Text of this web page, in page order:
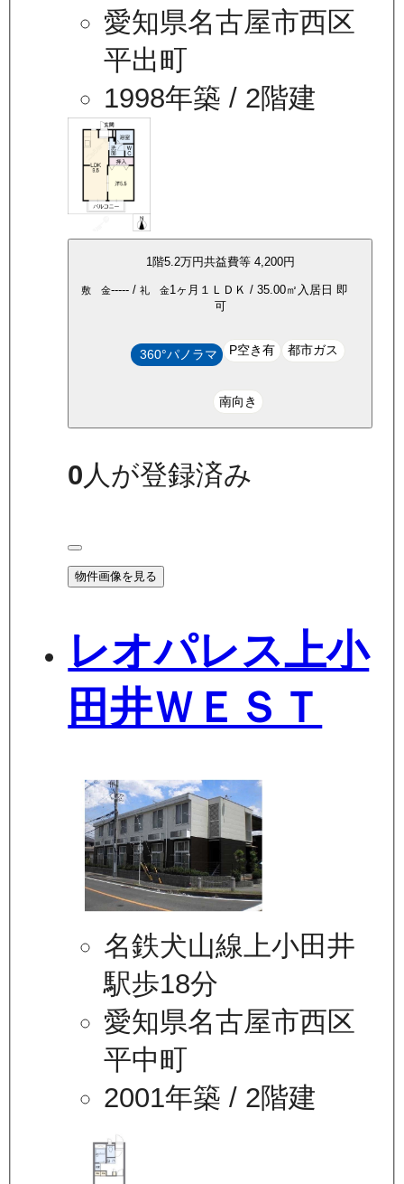
愛知県名古屋市西区
平出町
1998年築 / 2階建
1階5.2万円共益費等 4,200円
敷 金-----/ 礼 金1ヶ月 １ＬＤＫ / 35.00㎡ 入居日 即
可
360°パノラマ P空き有 都市ガス
南向き
0人が登録済み
物件画像を見る
レオパレス上小
田井ＷＥＳＴ
名鉄犬山線上小田井
駅歩18分
愛知県名古屋市西区
平中町
2001年築 / 2階建